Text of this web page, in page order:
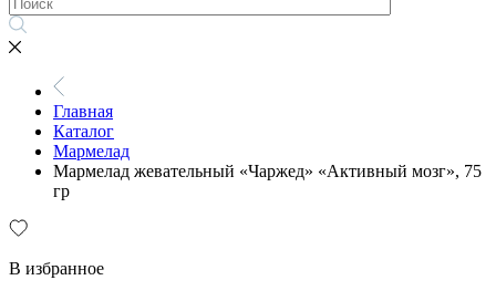
Главная
Каталог
Мармелад
Мармелад жевательный «Чаржед» «Активный мозг», 75
гр
В избранное